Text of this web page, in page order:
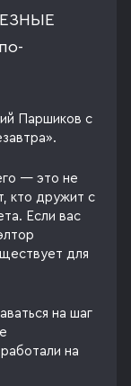
Паршиков с
— это не
кто дружит с
Если вас
для
на шаг
на